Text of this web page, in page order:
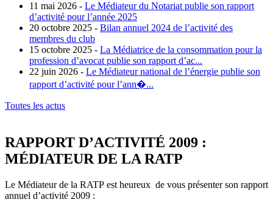
11 mai 2026 - Le Médiateur du Notariat publie son rapport
d’activité pour l’année 2025
20 octobre 2025 - Bilan annuel 2024 de l’activité des
membres du club
15 octobre 2025 - La Médiatrice de la consommation pour la
profession d’avocat publie son rapport d’ac...
22 juin 2026 - Le Médiateur national de l’énergie publie son
rapport d’activité pour l’ann�...
Toutes les actus
RAPPORT D’ACTIVITÉ 2009 :
MÉDIATEUR DE LA RATP
Le Médiateur de la RATP est heureux de vous présenter son rapport
annuel d’activité 2009 :